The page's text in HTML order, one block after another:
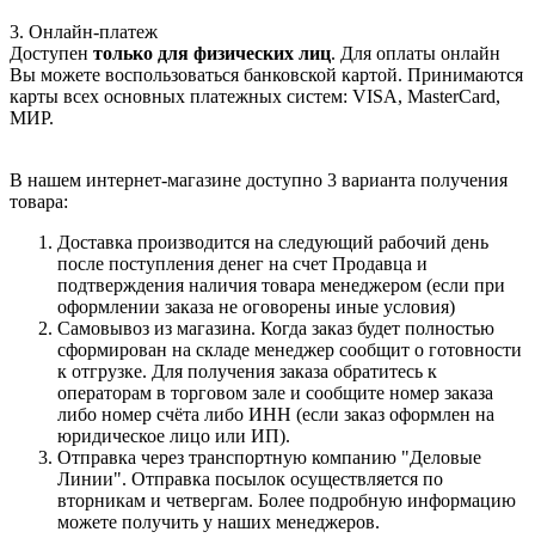
3. Онлайн-платеж
Доступен только для физических лиц. Для оплаты онлайн
Вы можете воспользоваться банковской картой. Принимаются
карты всех основных платежных систем: VISA, MasterCard,
МИР.
В нашем интернет-магазине доступно 3 варианта получения
товара:
Доставка производится на следующий рабочий день
после поступления денег на счет Продавца и
подтверждения наличия товара менеджером (если при
оформлении заказа не оговорены иные условия)
Самовывоз из магазина. Когда заказ будет полностью
сформирован на складе менеджер сообщит о готовности
к отгрузке. Для получения заказа обратитесь к
операторам в торговом зале и сообщите номер заказа
либо номер счёта либо ИНН (если заказ оформлен на
юридическое лицо или ИП).
Отправка через транспортную компанию "Деловые
Линии". Отправка посылок осуществляется по
вторникам и четвергам. Более подробную информацию
можете получить у наших менеджеров.